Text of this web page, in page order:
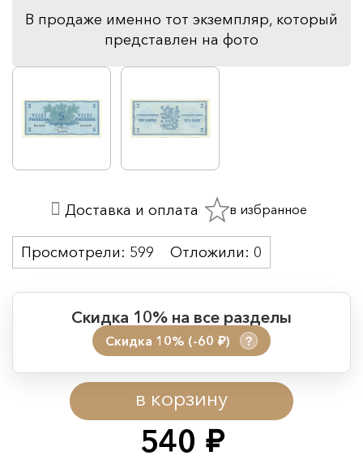
В продаже именно тот экземпляр, который
представлен на фото
540 руб.
в корзину
Скидка 10% на все разделы
Скидка 10% (-60 руб.) ?
Период действия акции:
Начало:
08.08.2026 00:01
Окончание:
09.08.2026 23:59
Время до окончания:
Просмотрели: 599 Отложили: 0
Доставка и оплата в избранное